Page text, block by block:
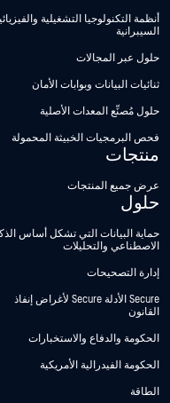
أنظمة التكنولوجيا التشغيلية
السيبرانية
حلول عبر المجالات
ثنائيات البيانات وبوابات الأمان
حلول مُصنِّع المعدات الأصلية
فحص البرمجيات الخبيثة المحمولة
منتجات
عرض جميع المنتجات
حلول
حماية البيانات التي تشكل أساس
الاصطناعي والتحليلات
إدارة التصحيحات
Secure الأدلة Secure لأغراض إنفاذ
القانون
الحكومة والدفاع والاستخبارات
الحكومة الفيدرالية الأمريكية
الطاقة